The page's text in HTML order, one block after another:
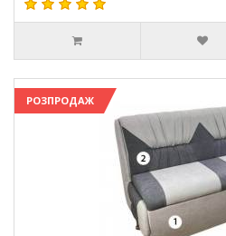
РОЗПРОДАЖ